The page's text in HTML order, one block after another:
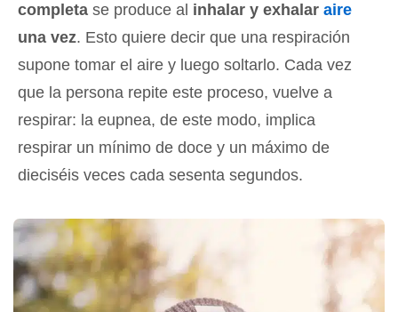
completa se produce al inhalar y exhalar aire
una vez. Esto quiere decir que una respiración
supone tomar el aire y luego soltarlo. Cada vez
que la persona repite este proceso, vuelve a
respirar: la eupnea, de este modo, implica
respirar un mínimo de doce y un máximo de
dieciséis veces cada sesenta segundos.